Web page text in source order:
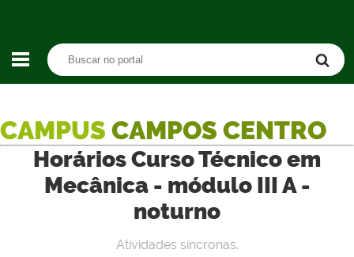
CAMPUS CAMPOS CENTRO
Horários Curso Técnico em
Mecânica - módulo III A -
noturno
Atividades síncronas.